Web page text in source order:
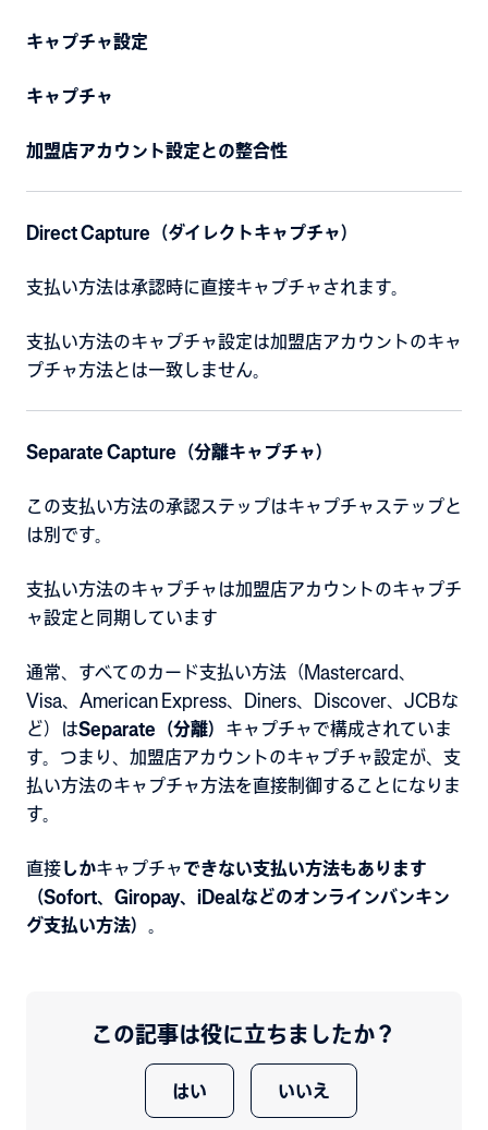
キャプチャ設定
キャプチャ
加盟店アカウント設定との整合性
Direct Capture（ダイレクトキャプチャ）
支払い方法は承認時に直接キャプチャされます。
支払い方法のキャプチャ設定は加盟店アカウントのキャ
プチャ方法とは一致しません。
Separate Capture（分離キャプチャ）
この支払い方法の承認ステップはキャプチャステップと
は別です。
支払い方法のキャプチャは加盟店アカウントのキャプチ
ャ設定と同期しています
通常、すべてのカード支払い方法（Mastercard、
Visa、American Express、Diners、Discover、JCBな
ど）はSeparate（分離） キャプチャで構成されていま
す。つまり、加盟店アカウントのキャプチャ設定が、支
払い方法のキャプチャ方法を直接制御することになりま
す。
直接しかキャプチャできない支払い方法もあります
（Sofort、Giropay、iDealなどのオンラインバンキン
グ支払い方法） 。
この記事は役に立ちましたか？
はい いいえ